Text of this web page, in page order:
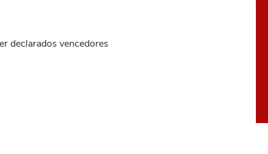
declarados vencedores